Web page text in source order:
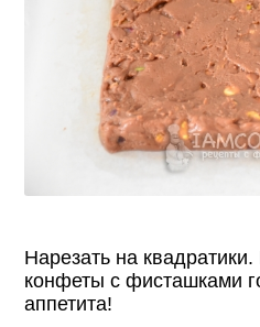
Нарезать на
конфеты с фисташками
аппетита!